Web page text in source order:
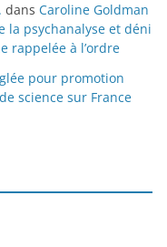
dans Caroline Goldman
psychanalyse et déni
rappelée à l’ordre
pour promotion
science sur France